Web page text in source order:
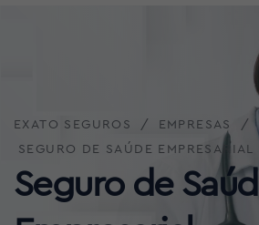
EXATO SEGUROS EMPRESAS
SEGURO DE SAÚDE EMPRESARIAL
Seguro de